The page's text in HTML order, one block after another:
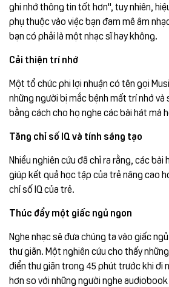
ghi nhớ thông tin tốt hơn", tuy nhiên,
phụ thuộc vào việc bạn đam mê âm
bạn có phải là một nhạc sĩ hay không.
Cải thiện trí nhớ
Một tổ chức phi lợi nhuận có tên gọi
những người bị mắc bệnh mất trí nhớ và
bằng cách cho họ nghe các bài hát mà
Tăng chỉ số IQ và tính sáng tạo
Nhiều nghiên cứu đã chỉ ra rằng, các bài
giúp kết quả học tập của trẻ nâng cao
chỉ số IQ của trẻ.
Thúc đẩy một giấc ngủ ngon
Nghe nhạc sẽ đưa chúng ta vào giấc
thư giãn. Một nghiên cứu cho thấy
điển thư giãn trong 45 phút trước khi đi
hơn so với những người nghe